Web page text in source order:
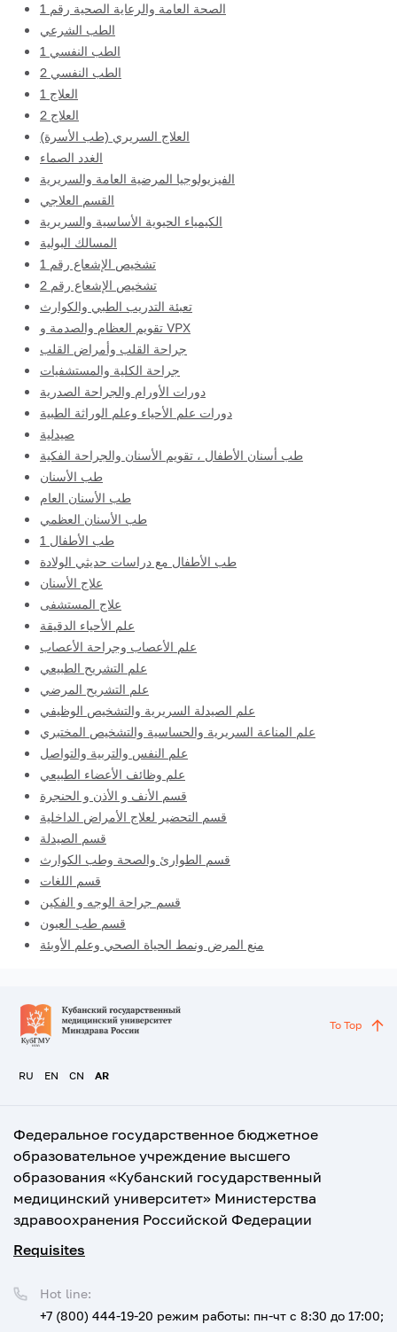
الصحة العامة والرعاية الصحية رقم 1
الطب الشرعي
الطب النفسي 1
الطب النفسي 2
العلاج 1
العلاج 2
العلاج السريري (طب الأسرة)
الغدد الصماء
الفيزيولوجيا المرضية العامة والسريرية
القسم العلاجي
الكيمياء الحيوية الأساسية والسريرية
المسالك البولية
تشخيص الإشعاع رقم 1
تشخيص الإشعاع رقم 2
تعبئة التدريب الطبي والكوارث
تقويم العظام والصدمة و VPX
جراحة القلب وأمراض القلب
جراحة الكلية والمستشفيات
دورات الأورام والجراحة الصدرية
دورات علم الأحياء وعلم الوراثة الطبية
صيدلية
طب أسنان الأطفال ، تقويم الأسنان والجراحة الفكية
طب الأسنان
طب الأسنان العام
طب الأسنان العظمي
طب الأطفال 1
طب الأطفال مع دراسات حديثي الولادة
علاج الأسنان
علاج المستشفى
علم الأحياء الدقيقة
علم الأعصاب وجراحة الأعصاب
علم التشريح الطبيعي
علم التشريح المرضي
علم الصيدلة السريرية والتشخيص الوظيفي
علم المناعة السريرية والحساسية والتشخيص المختبري
علم النفس والتربية والتواصل
علم وظائف الأعضاء الطبيعي
قسم الأنف و الأذن و الحنجرة
قسم التحضير لعلاج الأمراض الداخلية
قسم الصيدلة
قسم الطوارئ والصحة وطب الكوارث
قسم اللغات
قسم جراحة الوجه و الفكين
قسم طب العيون
منع المرض ونمط الحياة الصحي وعلم الأوبئة
RU EN CN AR
To Top
Федеральное государственное бюджетное
образовательное учреждение высшего
образования «Кубанский государственный
медицинский университет» Министерства
здравоохранения Российской Федерации
Requisites
Hot line:
+7 (800) 444-19-20 режим работы: пн-чт с 8:30 до 17:00;